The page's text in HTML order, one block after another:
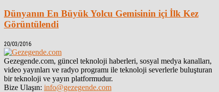
Dünyanın En Büyük Yolcu Gemisinin içi İlk Kez
Görüntülendi
20/03/2016
Gezegende.com, güncel teknoloji haberleri, sosyal medya kanalları,
video yayınları ve radyo programı ile teknoloji severlerle buluşturan
bir teknoloji ve yayın platformudur.
Bize Ulaşın: info@gezegende.com